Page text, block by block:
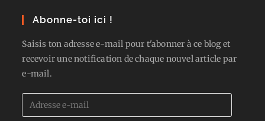
Abonne-toi ici !
Saisis ton adresse e-mail pour t'abonner à ce blog et
recevoir une notification de chaque nouvel article par
e-mail.
Adresse
e-